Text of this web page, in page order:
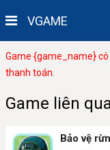
VGAME
Game {game_name}
thanh toán.
Game liên
Bảo vệ